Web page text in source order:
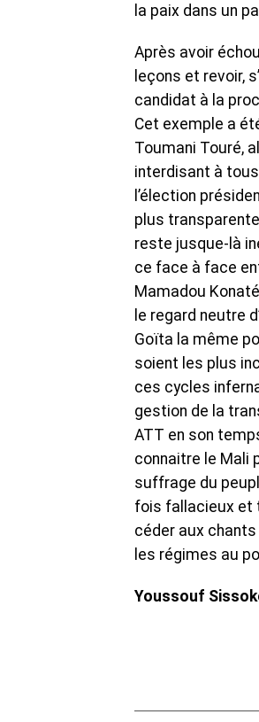
la paix dans un
Après avoir
leçons et revoir,
candidat à la
Cet exemple a
Toumani Touré,
interdisant à
l’élection
plus
reste jusque-là
ce face à face
Mamadou
le regard neutre
Goïta la même
soient les plus
ces cycles
gestion de la
ATT en son
connaitre le Mali
suffrage du
fois fallacieux et
céder aux
les régimes au
Youssouf